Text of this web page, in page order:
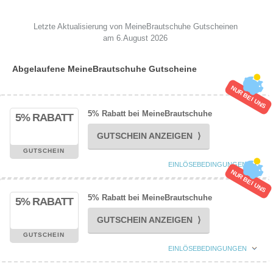
Letzte Aktualisierung von MeineBrautschuhe Gutscheinen
am 6.August 2026
Abgelaufene MeineBrautschuhe Gutscheine
NUR BEI UNS
5% RABATT
GUTSCHEIN
5% Rabatt bei MeineBrautschuhe
GUTSCHEIN ANZEIGEN ⟩
EINLÖSEBEDINGUNGEN
NUR BEI UNS
5% RABATT
GUTSCHEIN
5% Rabatt bei MeineBrautschuhe
GUTSCHEIN ANZEIGEN ⟩
EINLÖSEBEDINGUNGEN